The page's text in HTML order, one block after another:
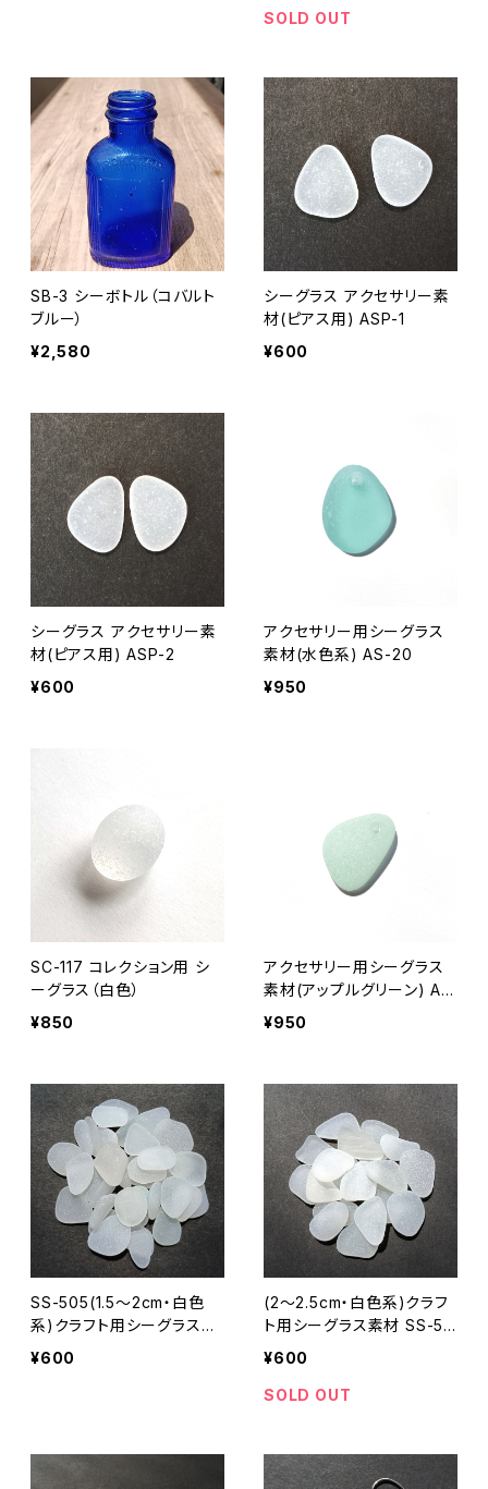
SOLD OUT
SB-3 シーボトル（コバルト
ブルー）
¥2,580
シーグラス アクセサリー素
材(ピアス用) ASP-1
¥600
シーグラス アクセサリー素
材(ピアス用) ASP-2
¥600
アクセサリー用シーグラス
素材(水色系) AS-20
¥950
SC-117 コレクション用 シ
ーグラス（白色）
¥850
アクセサリー用シーグラス
素材(アップルグリーン) AS
-19
¥950
SS-505(1.5～2cm・白色
系)クラフト用シーグラス素
材
¥600
(2～2.5cm・白色系)クラフ
ト用シーグラス素材 SS-50
8
¥600
SOLD OUT